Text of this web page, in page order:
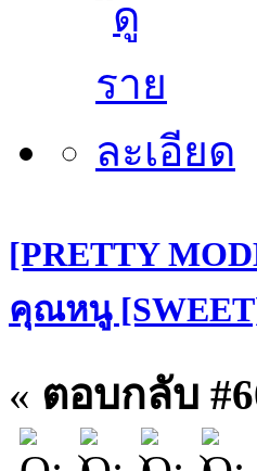
[PRETTY
คุณหนู
« ตอบกลับ